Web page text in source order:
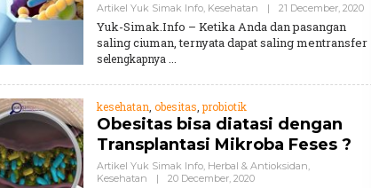
Artikel Yuk Simak Info, Kesehatan | 21 December, 2020By
Yuk-Simak.Info – Ketika Anda dan pasangan
saling ciuman, ternyata dapat saling mentransfer
selengkapnya
kesehatan, obesitas,probiotik
Obesitas bisa diatasi dengan
Transplantasi Mikroba Feses ?
Artikel Yuk Simak Info, Herbal & Antioksidan,
Kesehatan
| 20 December, 2020By